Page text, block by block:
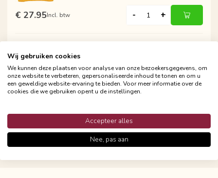
€ 27.95Incl. btw - +
GEK OP KUSSENS!
x 45 cm | Polyester
€ 27.95Incl. btw -
Wij gebruiken cookies
We kunnen deze plaatsen voor analyse van onze bezoekersgegevens, om
onze website te verbeteren, gepersonaliseerde inhoud te tonen en om u
een geweldige website-ervaring te bieden. Voor meer informatie over de
cookies die we gebruiken opent u de instellingen.
Accepteer alles
Nee, pas aan